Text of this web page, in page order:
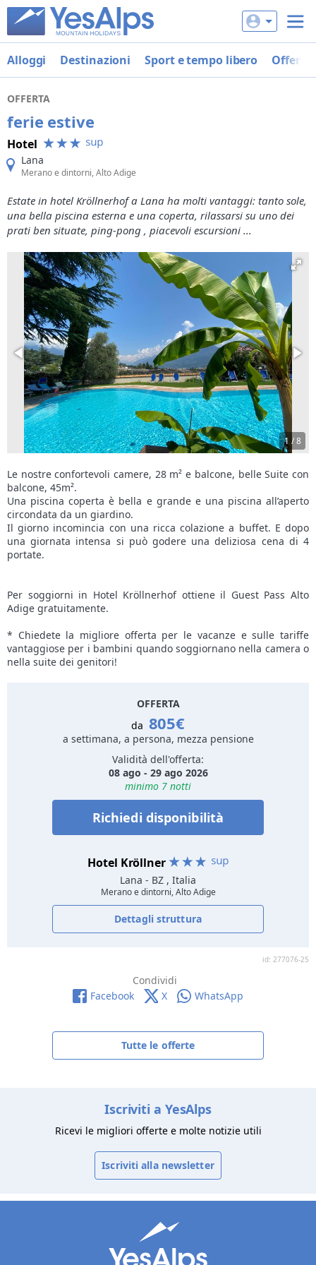
Alloggi Destinazioni Sport e tempo libero Offerte
OFFERTA
ferie estive
Hotel
Lana
Merano e dintorni, Alto Adige
Estate in hotel Kröllnerhof a Lana ha molti vantaggi: tanto sole,
una bella piscina esterna e una coperta, rilassarsi su uno dei
prati ben situate, ping-pong , piacevoli escursioni ...
1 /8
Le nostre confortevoli camere, 28 m² e balcone, belle Suite con
balcone, 45m².
Una piscina coperta è bella e grande e una piscina all’aperto
circondata da un giardino.
Il giorno incomincia con una ricca colazione a buffet. E dopo
una giornata intensa si può godere una deliziosa cena di 4
portate.
Per soggiorni in Hotel Kröllnerhof ottiene il Guest Pass Alto
Adige gratuitamente.
* Chiedete la migliore offerta per le vacanze e sulle tariffe
vantaggiose per i bambini quando soggiornano nella camera o
nella suite dei genitori!
OFFERTA
da 805€
a settimana, a persona, mezza pensione
Validità dell'offerta:
08 ago - 29 ago 2026
minimo 7 notti
Richiedi disponibilità
Hotel Kröllner
Lana - BZ , Italia
Merano e dintorni, Alto Adige
Dettagli struttura
id: 277076-25
Condividi
Facebook
X WhatsApp
Tutte le offerte
Iscriviti a YesAlps
Ricevi le migliori offerte e molte notizie utili
Iscriviti alla newsletter